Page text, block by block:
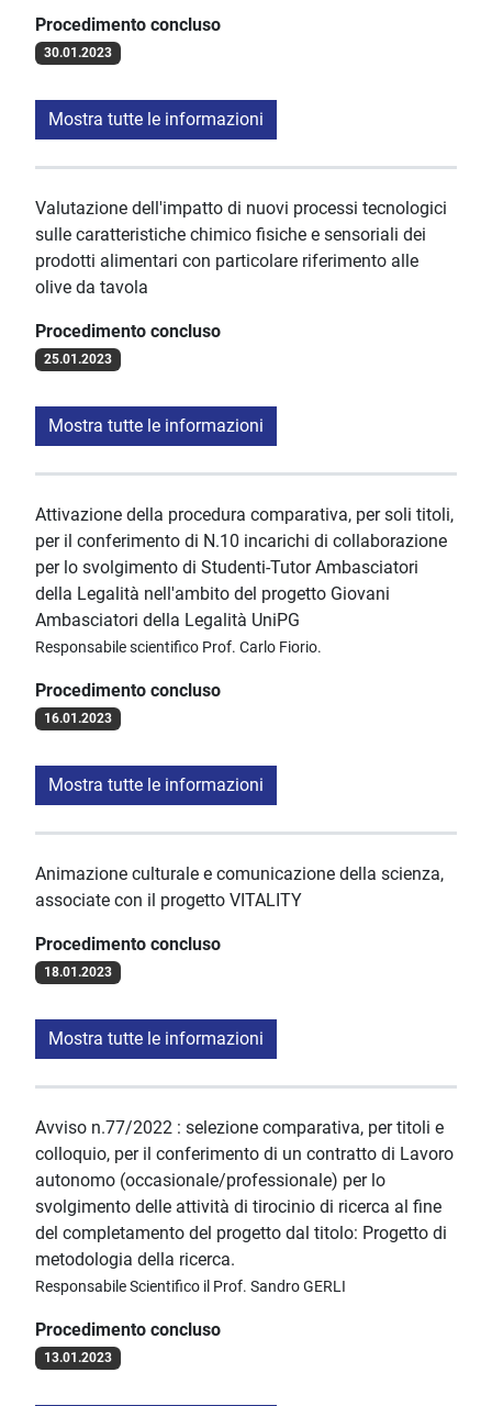
Procedimento concluso
30.01.2023
Mostra tutte le informazioni
Valutazione dell'impatto di nuovi processi tecnologici
sulle caratteristiche chimico fisiche e sensoriali dei
prodotti alimentari con particolare riferimento alle
olive da tavola
Procedimento concluso
25.01.2023
Mostra tutte le informazioni
Attivazione della procedura comparativa, per soli titoli,
per il conferimento di N.10 incarichi di collaborazione
per lo svolgimento di Studenti-Tutor Ambasciatori
della Legalità nell'ambito del progetto Giovani
Ambasciatori della Legalità UniPG
Responsabile scientifico Prof. Carlo Fiorio.
Procedimento concluso
16.01.2023
Mostra tutte le informazioni
Animazione culturale e comunicazione della scienza,
associate con il progetto VITALITY
Procedimento concluso
18.01.2023
Mostra tutte le informazioni
Avviso n.77/2022 : selezione comparativa, per titoli e
colloquio, per il conferimento di un contratto di Lavoro
autonomo (occasionale/professionale) per lo
svolgimento delle attività di tirocinio di ricerca al fine
del completamento del progetto dal titolo: Progetto di
metodologia della ricerca.
Responsabile Scientifico il Prof. Sandro GERLI
Procedimento concluso
13.01.2023